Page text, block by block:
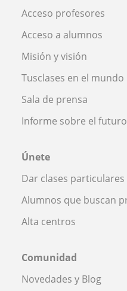
Acceso profesores
Acceso a alumnos
Misión y visión
Tusclases en el mundo
Sala de prensa
Informe sobre el
Únete
Dar clases particulares
Alumnos que buscan
Alta centros
Comunidad
Novedades y Blog